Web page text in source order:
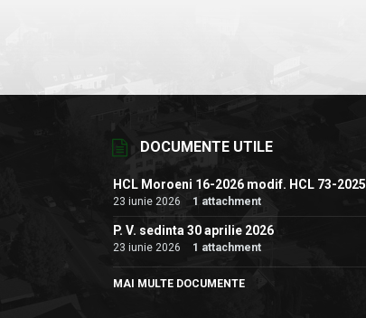
DOCUMENTE UTILE
HCL Moroeni 16-2026 modif. HCL 73-2025
23 iunie 2026 1 attachment
P. V. sedinta 30 aprilie 2026
23 iunie 2026 1 attachment
MAI MULTE DOCUMENTE